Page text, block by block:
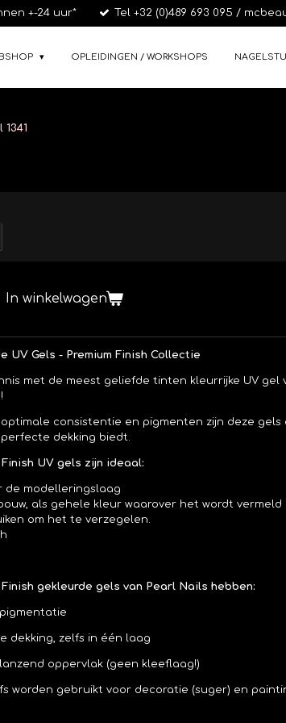
+-24 uur* Tel +32 (0)489 693 095 /
OPLEIDINGEN / WORKSHOPS
1341
In winkelwagen
UV Gels - Premium Finish Collectie
met de meest geliefde tinten kleurrijke UV gel
consistentie en pigmenten zijn deze gels
dekking biedt.
Finish UV gels zijn ideaal:
de modelleringslaag
als gehele kleur waarover het wordt
om het te verzegelen.
Finish gekleurde gels van Pearl Nails hebben:
dekking, zelfs in één laag
oppervlak (geen kleeflaag!)
worden gebruikt voor decoratie (suger) en